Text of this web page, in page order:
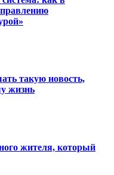
такую новость,
жизнь
жителя, который